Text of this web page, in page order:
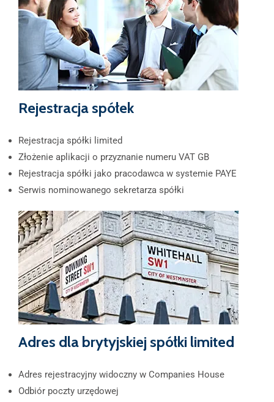
Rejestracja spółek
Rejestracja spółki limited
Złożenie aplikacji o przyznanie numeru VAT GB
Rejestracja spółki jako pracodawca w systemie PAYE
Serwis nominowanego sekretarza spółki
Adres dla brytyjskiej spółki limited
Adres rejestracyjny widoczny w Companies House
Odbiór poczty urzędowej